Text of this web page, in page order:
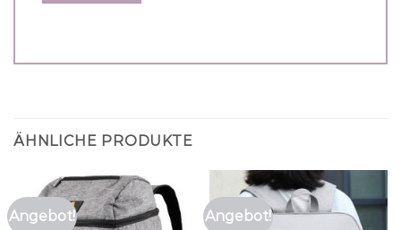
ÄHNLICHE PRODUKTE
Angebot! Angebot!